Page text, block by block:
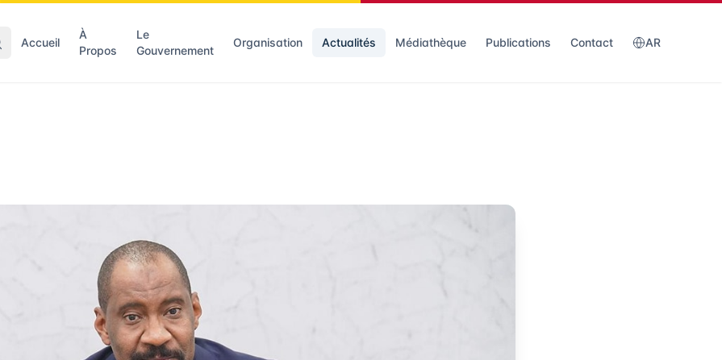
Accueil
À
Propos
Le
Gouvernement
Organisation Actualités Médiathèque Publications Contact AR